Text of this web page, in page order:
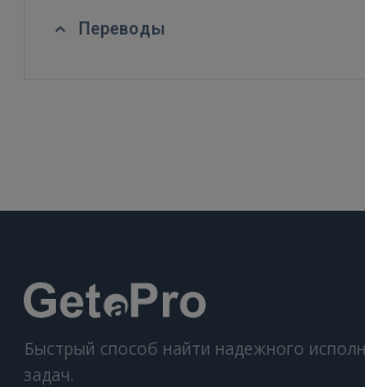
Переводы
Быстрый способ найти надежного
задач.